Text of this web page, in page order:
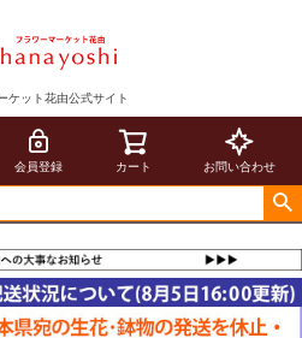
ケット花由公式サイト
会員登録 カート お問い合わせ